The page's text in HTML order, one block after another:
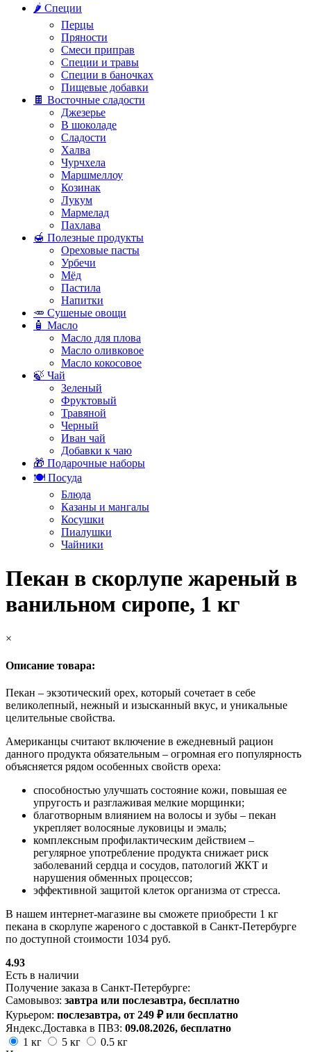
🌶️ Специи
Перцы
Пряности
Смеси приправ
Специи и травы
Специи в баночках
Пищевые добавки
🍫 Восточные сладости
Джезерье
В шоколаде
Сладости
Халва
Чурчхела
Маршмеллоу
Козинак
Лукум
Мармелад
Пахлава
🍯 Полезные продукты
Ореховые пасты
Урбечи
Мёд
Пастила
Напитки
🥕 Сушеные овощи
🧴 Масло
Масло для плова
Масло оливковое
Масло кокосовое
🍃 Чай
Зеленый
Фруктовый
Травяной
Черный
Иван чай
Добавки к чаю
🎁 Подарочные наборы
🍽️ Посуда
Блюда
Казаны и мангалы
Косушки
Пиалушки
Чайники
Пекан в скорлупе жареный в
ванильном сиропе, 1 кг
×
Описание товара:
Пекан – экзотический орех, который сочетает в себе
великолепный, нежный и изысканный вкус, и уникальные
целительные свойства.
Американцы считают включение в ежедневный рацион
данного продукта обязательным – огромная его популярность
объясняется рядом особенных свойств ореха:
способностью улучшать состояние кожи, повышая ее
упругость и разглаживая мелкие морщинки;
благотворным влиянием на волосы и зубы – пекан
укрепляет волосяные луковицы и эмаль;
комплексным профилактическим действием –
регулярное употребление продукта снижает риск
заболеваний сердца и сосудов, патологий ЖКТ и
нарушения обменных процессов;
эффективной защитой клеток организма от стресса.
В нашем интернет-магазине вы сможете приобрести 1 кг
пекана в скорлупе жареного с доставкой в Санкт-Петербурге
по доступной стоимости 1034 руб.
4.93
Есть в наличии
Получение заказа в Санкт-Петербурге:
Самовывоз: завтра или послезавтра, бесплатно
Курьером: послезавтра, от 249 ₽ или бесплатно
Яндекс.Доставка в ПВЗ: 09.08.2026, бесплатно
1 кг
5 кг
0.5 кг